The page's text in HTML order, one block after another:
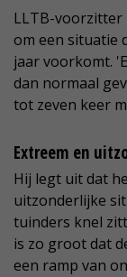
LLTB-voorzitter
om een situatie
jaar voorkomt.
dan normaal
tot zeven keer
Extreem en
Hij legt uit dat
uitzonderlijke
tuinders knel
is zo groot dat
een ramp van